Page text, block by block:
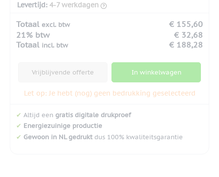
Levertijd: 4-7 werkdagen
Totaal excl. btw
€ 155,60
21% btw
€ 32,68
Totaal incl. btw € 188,28
Vrijblijvende offerte In winkelwagen
Let op: Je hebt (nog) geen bedrukking geselecteerd
✔ Altijd een gratis digitale drukproef
✔ Energiezuinige productie
✔ Gewoon in NL gedruktdus 100% kwaliteitsgarantie